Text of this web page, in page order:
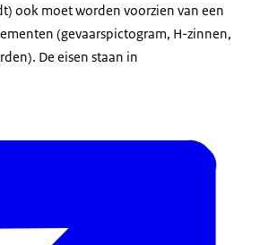
ook moet worden voorzien van een
(gevaarspictogram, H-zinnen,
De eisen staan in